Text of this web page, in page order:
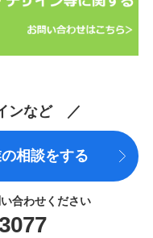
ンなど ／
相談をする
合わせください